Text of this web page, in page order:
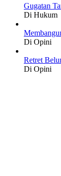
Gugatan
Di Hukum
Di Opini
Retret
Di Opini